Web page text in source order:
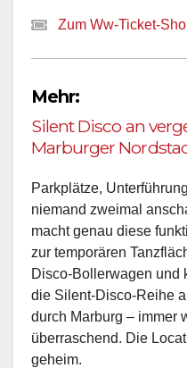
Zum Ww-Ticket-
Mehr:
Silent Disco an
Marburger
Parkplätze,
niemand zweimal
macht genau diese
zur temporären
Disco-Bollerwagen und
die Silent-Disco-Reihe
durch Marburg – immer
überraschend. Die
geheim.